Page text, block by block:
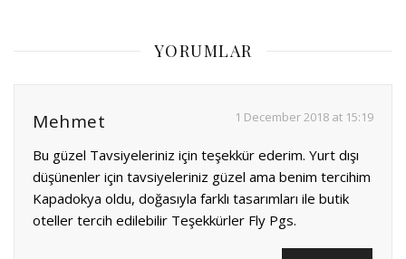
YORUMLAR
Mehmet 1 December 2018 at 15:19
Bu güzel Tavsiyeleriniz için teşekkür ederim. Yurt dışı
düşünenler için tavsiyeleriniz güzel ama benim tercihim
Kapadokya oldu, doğasıyla farklı tasarımları ile butik
oteller tercih edilebilir Teşekkürler Fly Pgs.